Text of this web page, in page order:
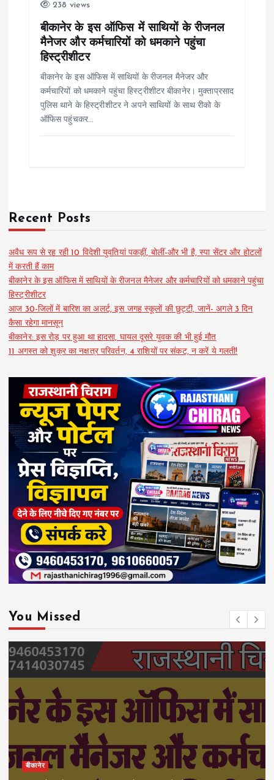
238 views
बीकानेर के इस ऑफिस में साथियों के रीजनल
मैनेजर और कर्मचारियों को धमकाने पहुंचा
हिस्ट्रीशीटर
बीकानेर के इस ऑफिस में साथियों के रीजनल मैनेजर और
कर्मचारियों को धमकाने पहुंचा हिस्ट्रीशीटर बीकानेर। मुक्ताप्रसाद
पुलिस थाने के हिस्ट्रीशीटर ने अपने साथियों के साथ रीको के
ऑफिस पहुंचकर…
Recent Posts
अवैध रूप से रह रही 10 विदेशी युवतियां पकड़ीं, बोलीं-और भी है, स्पा सेंटर और होटलों
में करती हैं काम
बीकानेर के इस ऑफिस में साथियों के रीजनल मैनेजर और कर्मचारियों को धमकाने पहुंचा
हिस्ट्रीशीटर
आज 30-जिलों में बारिश का अलर्ट, इस जगह स्कूलों की छुट्टी, जानें- अगले 3 दिन
कैसा रहेगा मानसून
बीकानेर: इस रोड़ पर हुआ था हादसा, घायल दूसरे युवक की भी हुई मौत
11 अगस्त को शुक्र का नक्षत्र परिवर्तन, 4 राशियों पर संकट, न करें ये गलती!
You Missed
बीकानेर